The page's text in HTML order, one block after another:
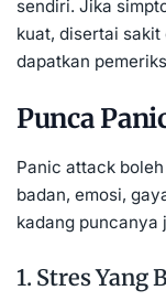
sendiri. Jika
kuat, disertai
dapatkan
Punca
Panic attack
badan, emosi,
kadang puncanya
1. Stres Yang